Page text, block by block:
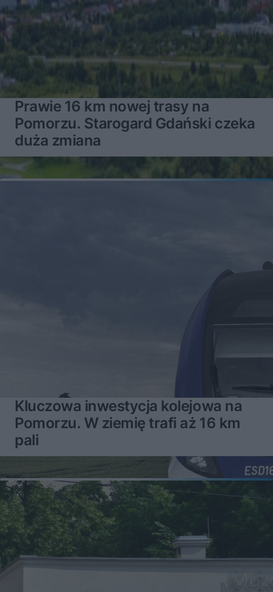
Prawie 16 km nowej trasy na
Pomorzu. Starogard Gdański czeka
duża zmiana
Kluczowa inwestycja kolejowa na
Pomorzu. W ziemię trafi aż 16 km
pali